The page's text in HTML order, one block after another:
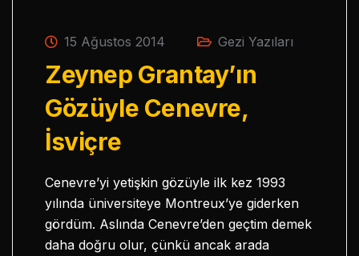
15 Ağustos 2014 Gezi Yazıları
Zeynep Grantay’ın
Gözüyle Cenevre,
İsviçre
Cenevre’yi yetişkin gözüyle ilk kez 1993
yılında üniversiteye Montreux’ye giderken
gördüm. Aslında Cenevre’den geçtim demek
daha doğru olur, çünkü ancak arada